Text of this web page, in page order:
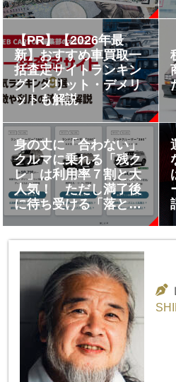
【PR】【2026年最
新】おすすめ車買取一
括査定サイトランキン
グ｜メリット・デメリ
ットも解説
身の丈に「合わない」
クルマに乗れる「残ク
レ」は利用率７割と大
人気！ ただし満了後
に待ち受ける「落とし
穴」を経験者が語る